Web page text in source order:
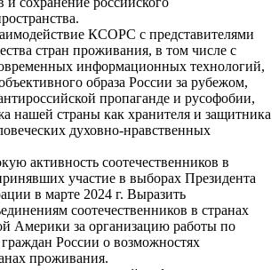
КСОРС с представителями
стран проживания, в том числе с
информационных технологий,
образа России за рубежом,
пропаганде и русофобии,
нашей страны как хранителя и защитника
духовно-нравственных
активность соотечественников в
участие в выборах Президента
в марте 2024 г. Выразить
соотечественников в странах
Америки за организацию работы по
России о возможностях
проживания.